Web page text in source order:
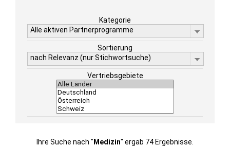
Kategorie
Alle aktiven Partnerprogramme
Sortierung
nach Relevanz (nur Stichwortsuche)
Vertriebsgebiete
Ihre Suche nach " Medizin" ergab 74 Ergebnisse.